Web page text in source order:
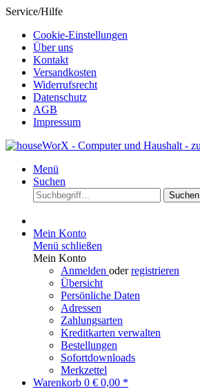
Service/Hilfe
Cookie-Einstellungen
Über uns
Kontakt
Versandkosten
Widerrufsrecht
Datenschutz
AGB
Impressum
Menü
Suchen
Suchen
Mein Konto
Menü schließen
Mein Konto
Anmelden oderregistrieren
Übersicht
Persönliche Daten
Adressen
Zahlungsarten
Kreditkarten verwalten
Bestellungen
Sofortdownloads
Merkzettel
Warenkorb 0 € 0,00 *